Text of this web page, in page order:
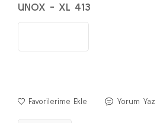
UNOX - XL 413
Yorum Yaz